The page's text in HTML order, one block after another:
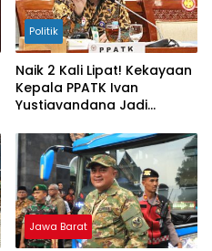
Politik
Naik 2 Kali Lipat! Kekayaan
Kepala PPATK Ivan
Yustiavandana Jadi
Ribu Rekening
Jawa Barat